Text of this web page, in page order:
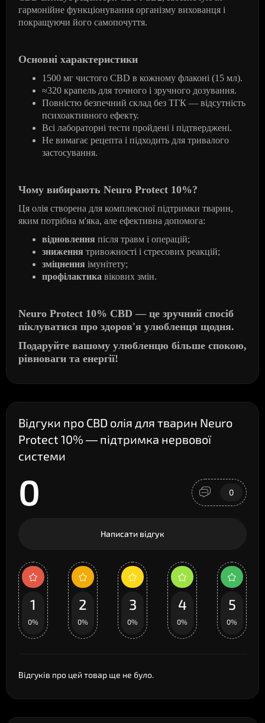
гармонійне функціонування організму вихованця і
покращуючи його самопочуття.
Основні характеристики
1500 мг чистого CBD в кожному флаконі (15 мл).
≈320 крапель для точного і зручного дозування.
Повністю безпечний склад без ТГК — відсутність
психоактивного ефекту.
Всі лабораторні тести пройдені і підтверджені.
Не вимагає рецепта і підходить для тривалого
застосування.
Чому вибирають Neuro Protect 10%?
Ця олія створена для комплексної підтримки тварин,
яким потрібна м'яка, але ефективна допомога:
відновлення після травм і операцій;
зниження тривожності і стресових реакцій;
зміцнення імунітету;
профілактика вікових змін.
Neuro Protect 10% CBD — це зручний спосіб
піклуватися про здоров'я улюбленця щодня.
Подаруйте вашому улюбленцю більше спокою,
рівноваги та енергії!
Відгуки про CBD олія для тварин Neuro
Protect 10% — підтримка нервової
системи
0 0
Написати відгук
1
0%
2
0%
3
0%
4
0%
5
0%
Відгуків про цей товар ще не було.